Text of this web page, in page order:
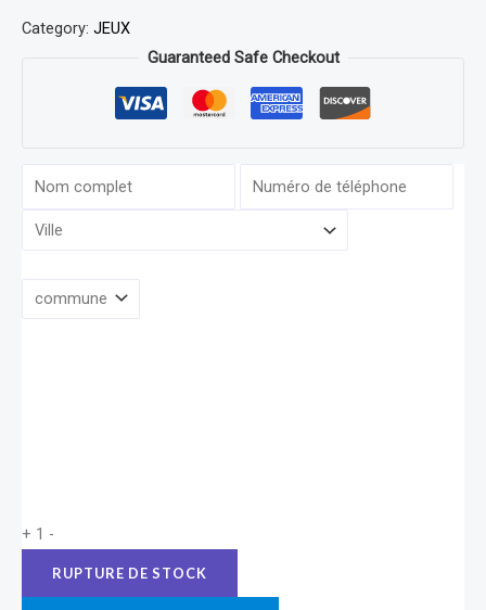
Category: JEUX
Guaranteed Safe Checkout
+ 1 -